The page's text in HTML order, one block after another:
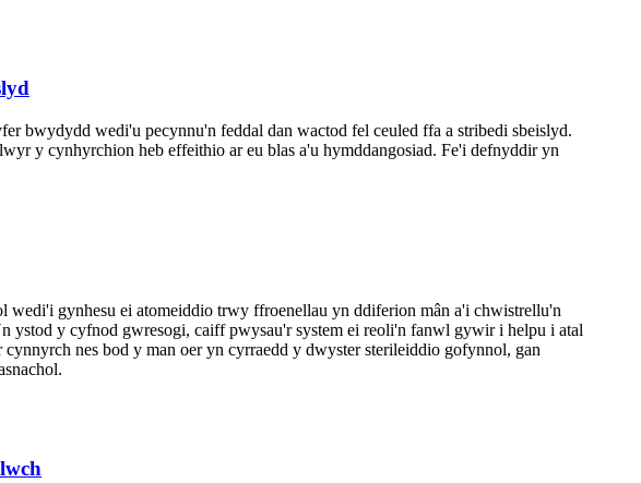
bwydydd wedi'u pecynnu'n feddal dan wactod fel ceuled ffa a stribedi sbeislyd.
y cynhyrchion heb effeithio ar eu blas a'u hymddangosiad. Fe'i defnyddir yn
gynhesu ei atomeiddio trwy ffroenellau yn ddiferion mân a'i chwistrellu'n
y cyfnod gwresogi, caiff pwysau'r system ei reoli'n fanwl gywir i helpu i atal
nes bod y man oer yn cyrraedd y dwyster sterileiddio gofynnol, gan